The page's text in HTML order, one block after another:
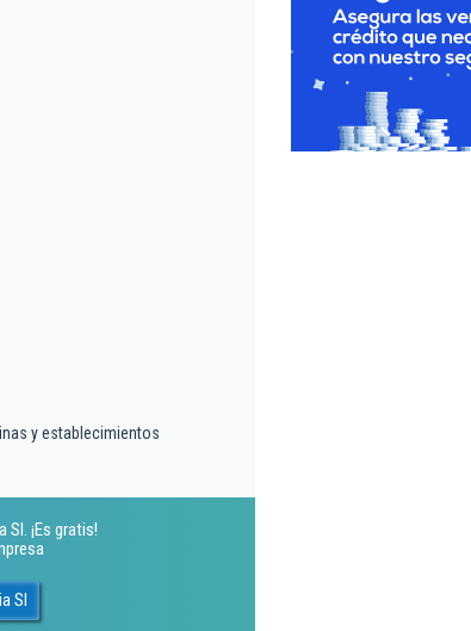
y establecimientos
¡Es gratis!
Sl